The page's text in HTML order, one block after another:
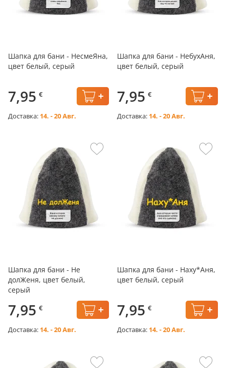
Шапка для бани - НесмеЯна,
цвет белый, серый
7,95 €
Доставка: 14. - 20 Авг.
Шапка для бани - НебухАня,
цвет белый, серый
7,95 €
Доставка: 14. - 20 Авг.
Шапка для бани - Не
долЖеня, цвет белый,
серый
7,95 €
Доставка: 14. - 20 Авг.
Шапка для бани - Наху*Аня,
цвет белый, серый
7,95 €
Доставка: 14. - 20 Авг.